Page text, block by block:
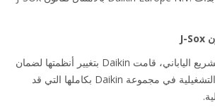
في إطار الاستجابة للتشريع الياباني، قامت Daikin بتغيير أنظمتها لضمان
فعالية جميع العمليات التشغيلية في مجموعة Daikin بكاملها التي قد